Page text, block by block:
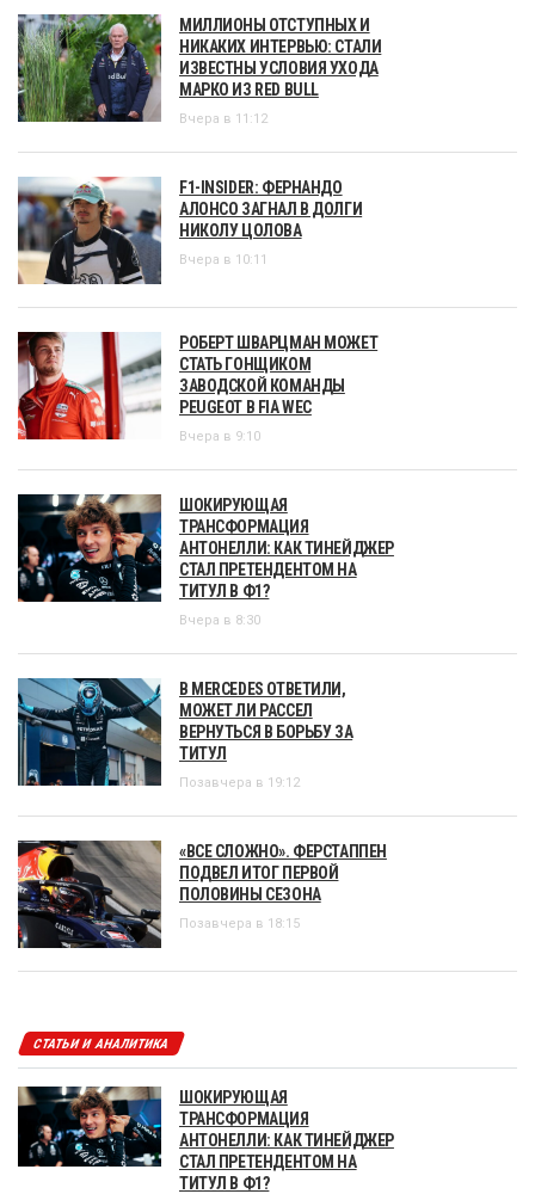
МИЛЛИОНЫ ОТСТУПНЫХ И
НИКАКИХ ИНТЕРВЬЮ: СТАЛИ
ИЗВЕСТНЫ УСЛОВИЯ УХОДА
МАРКО ИЗ RED BULL
Вчера в 11:12
F1-INSIDER: ФЕРНАНДО
АЛОНСО ЗАГНАЛ В ДОЛГИ
НИКОЛУ ЦОЛОВА
Вчера в 10:11
РОБЕРТ ШВАРЦМАН МОЖЕТ
СТАТЬ ГОНЩИКОМ
ЗАВОДСКОЙ КОМАНДЫ
PEUGEOT В FIA WEC
Вчера в 9:10
ШОКИРУЮЩАЯ
ТРАНСФОРМАЦИЯ
АНТОНЕЛЛИ: КАК ТИНЕЙДЖЕР
СТАЛ ПРЕТЕНДЕНТОМ НА
ТИТУЛ В Ф1?
Вчера в 8:30
В MERCEDES ОТВЕТИЛИ,
МОЖЕТ ЛИ РАССЕЛ
ВЕРНУТЬСЯ В БОРЬБУ ЗА
ТИТУЛ
Позавчера в 19:12
«ВСЕ СЛОЖНО». ФЕРСТАППЕН
ПОДВЕЛ ИТОГ ПЕРВОЙ
ПОЛОВИНЫ СЕЗОНА
Позавчера в 18:15
СТАТЬИ И АНАЛИТИКА
ШОКИРУЮЩАЯ
ТРАНСФОРМАЦИЯ
АНТОНЕЛЛИ: КАК ТИНЕЙДЖЕР
СТАЛ ПРЕТЕНДЕНТОМ НА
ТИТУЛ В Ф1?